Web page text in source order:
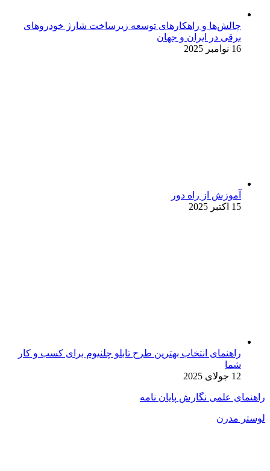
چالش‌ها و راهکارهای توسعه زیرساخت شارژ خودروهای
برقی در ایران و جهان
16 نوامبر 2025
آموزش از راه دور
15 اکتبر 2025
راهنمای انتخاب بهترین طرح تابلو چلنیوم برای کسب و کار
شما
12 جولای 2025
راهنمای علمی نگارش پایان نامه
لوستر مدرن